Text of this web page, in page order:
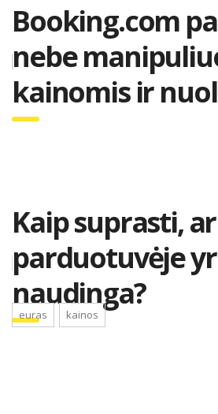
Booking.com
nebe
kainomis ir
Kaip suprasti,
parduotuvėje
naudinga?
euras kainos